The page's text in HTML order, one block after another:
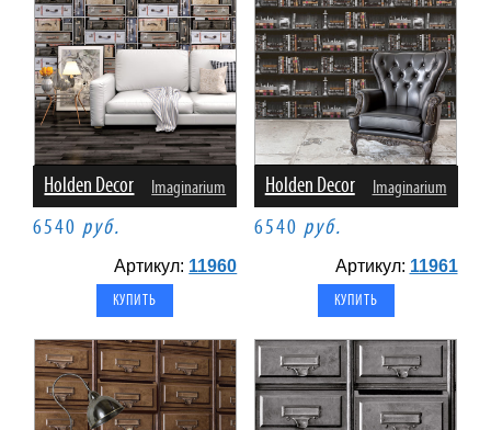
Holden Decor Imaginarium
6540 руб.
Артикул: 11960
Holden Decor Imaginarium
6540 руб.
Артикул: 11961